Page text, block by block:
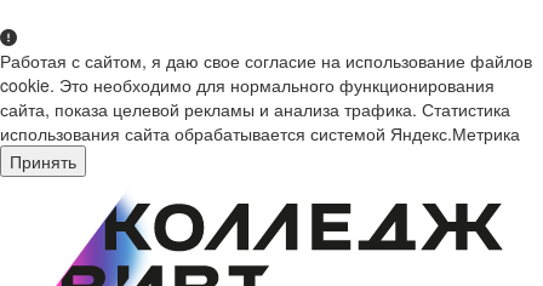
Работая с сайтом, я даю свое согласие на использование файлов
cookie. Это необходимо для нормального функционирования
сайта, показа целевой рекламы и анализа трафика. Статистика
использования сайта обрабатывается системой Яндекс.Метрика
Принять